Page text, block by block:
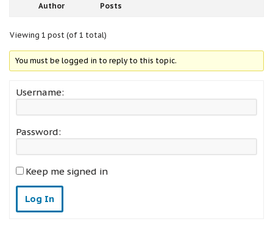
Author Posts
Viewing 1 post (of 1 total)
You must be logged in to reply to this topic.
Username:
Password:
Keep me signed in
Log In